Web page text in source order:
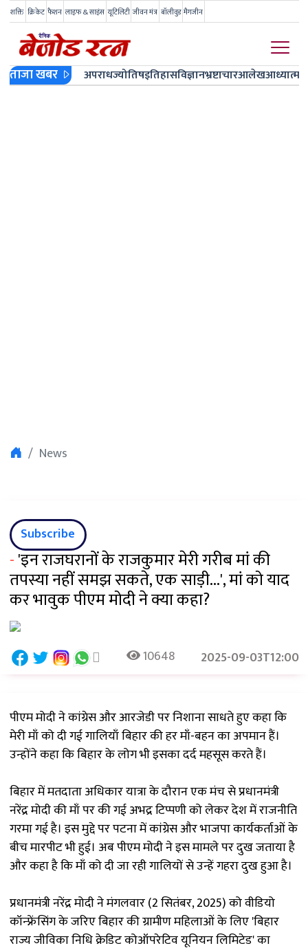
शक्ति क्रिकेट फैशन लाइफ & साइंस यूटिलिटी जीवन मंत्र बॉलीवुड मैगजीन
ताजा खबर अपराधज्योतिषइतिहासविज्ञानभ्रष्टाचारआलेखआध्यात्म
News
Subscribe
-'इन राजघरानों के राजकुमार मेरी गरीब मां की
तपस्या नहीं समझ सकते, एक साड़ी...', मां को याद
कर भावुक पीएम मोदी ने क्या कहा?
10648 2025-09-03T12:00
पीएम मोदी ने कांग्रेस और आरजेडी पर निशाना साधते हुए कहा कि
मेरी माँ को दी गई गालियाँ बिहार की हर माँ-बहन का अपमान हैं।
उन्होंने कहा कि बिहार के लोग भी इसका दर्द महसूस करते हैं।
बिहार में मतदाता अधिकार यात्रा के दौरान एक मंच से प्रधानमंत्री
नरेंद्र मोदी की माँ पर की गई अभद्र टिप्पणी को लेकर देश में राजनीति
गरमा गई है। इस मुद्दे पर पटना में कांग्रेस और भाजपा कार्यकर्ताओं के
बीच मारपीट भी हुई। अब पीएम मोदी ने इस मामले पर दुख जताया है
और कहा है कि माँ को दी जा रही गालियों से उन्हें गहरा दुख हुआ है।
प्रधानमंत्री नरेंद्र मोदी ने मंगलवार (2 सितंबर, 2025) को वीडियो
कॉन्फ्रेंसिंग के जरिए बिहार की ग्रामीण महिलाओं के लिए 'बिहार
राज्य जीविका निधि क्रेडिट कोऑपरेटिव यूनियन लिमिटेड' का